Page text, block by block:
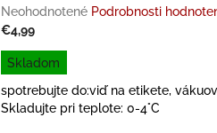
Priemerné
hodnotenie
je
z
5
Neohodnotené Podrobnosti
€4,99
Jednotková
cena:
Skladom
spotrebujte do:viď na etikete,
Skladujte pri teplote: 0-4°C